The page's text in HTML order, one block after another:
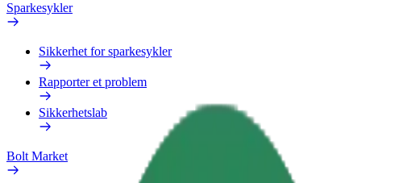
Sparkesykler
Sikkerhet for sparkesykler
Rapporter et problem
Sikkerhetslab
Bolt Market